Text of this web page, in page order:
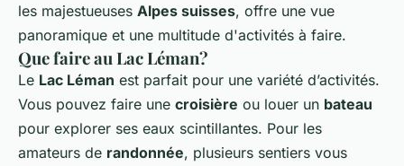
les majestueuses Alpes suisses, offre une vue
panoramique et une multitude d'activités à faire.
Que faire au Lac Léman?
Le Lac Léman est parfait pour une variété d’activités.
Vous pouvez faire une croisière ou louer un bateau
pour explorer ses eaux scintillantes. Pour les
amateurs de randonnée, plusieurs sentiers vous